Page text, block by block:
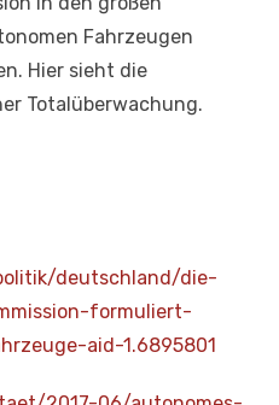
Fahrzeugen
Hier sieht die
Totalüberwachung.
deutschland/die-
formuliert-
aid-1.6895801